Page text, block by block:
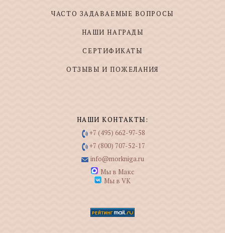
ЧАСТО ЗАДАВАЕМЫЕ ВОПРОСЫ
НАШИ НАГРАДЫ
СЕРТИФИКАТЫ
ОТЗЫВЫ И ПОЖЕЛАНИЯ
НАШИ КОНТАКТЫ:
+7 (495) 662-97-58
+7 (800) 707-52-17
info@morkniga.ru
Мы в Макс
Мы в VK